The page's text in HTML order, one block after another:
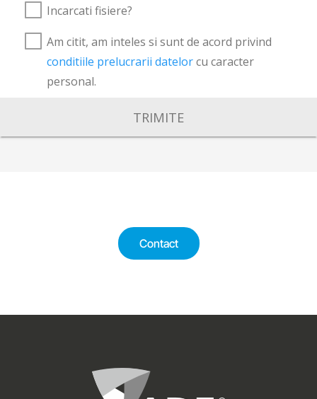
Incarcati fisiere?
Am citit, am inteles si sunt de acord privind
conditiile prelucrarii datelorcu caracter
personal.
TRIMITE
Contact